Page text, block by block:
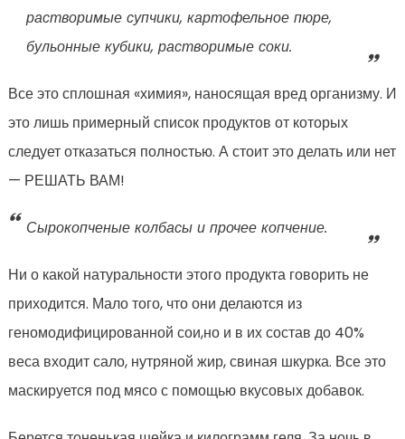
растворимые супчики, картофельное пюре,
бульонные кубики, растворимые соки.
Все это сплошная «химия», наносящая вред организму. И
это лишь примерный список продуктов от которых
следует отказаться полностью. А стоит это делать или нет
— РЕШАТЬ ВАМ!
Сырокопченые колбасы и прочее копчение.
Ни о какой натуральности этого продукта говорить не
приходится. Мало того, что они делаются из
геномодифицированной сои,но и в их состав до 40%
веса входит сало, нутряной жир, свиная шкурка. Все это
маскируется под мясо с помощью вкусовых добавок.